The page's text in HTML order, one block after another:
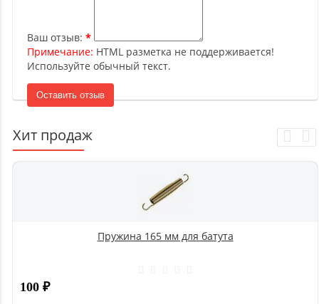
Ваш отзыв:
Примечание: HTML разметка не поддерживается!
Используйте обычный текст.
Оставить отзыв
Хит продаж
Пружина 165 мм для батута
100 ₽